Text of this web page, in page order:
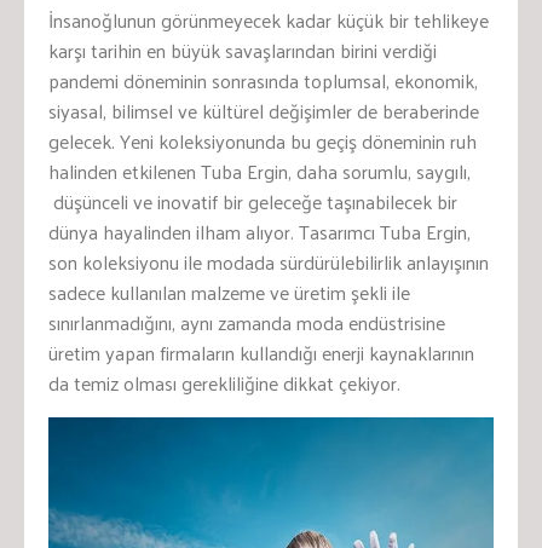
İnsanoğlunun görünmeyecek kadar küçük bir tehlikeye
karşı tarihin en büyük savaşlarından birini verdiği
pandemi döneminin sonrasında toplumsal, ekonomik,
siyasal, bilimsel ve kültürel değişimler de beraberinde
gelecek. Yeni koleksiyonunda bu geçiş döneminin ruh
halinden etkilenen Tuba Ergin, daha sorumlu, saygılı,
düşünceli ve inovatif bir geleceğe taşınabilecek bir
dünya hayalinden ilham alıyor. Tasarımcı Tuba Ergin,
son koleksiyonu ile modada sürdürülebilirlik anlayışının
sadece kullanılan malzeme ve üretim şekli ile
sınırlanmadığını, aynı zamanda moda endüstrisine
üretim yapan firmaların kullandığı enerji kaynaklarının
da temiz olması gerekliliğine dikkat çekiyor.